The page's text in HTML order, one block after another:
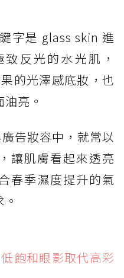
字是 glass skin 進
反光的水光肌，
的光澤感底妝，也
亮。
告妝容中，就常以
讓肌膚看起來透亮
春季濕度提升的氣
飽和眼影取代高彩